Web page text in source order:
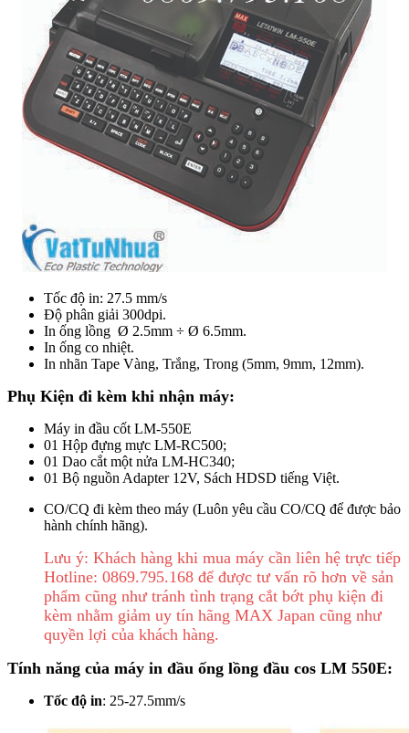
Tốc độ in: 27.5 mm/s
Độ phân giải 300dpi.
In ống lồng Ø 2.5mm ÷ Ø 6.5mm.
In ống co nhiệt.
In nhãn Tape Vàng, Trắng, Trong (5mm, 9mm, 12mm).
Phụ Kiện đi kèm khi nhận máy:
Máy in đầu cốt LM-550E
01 Hộp đựng mực LM-RC500;
01 Dao cắt một nửa LM-HC340;
01 Bộ nguồn Adapter 12V, Sách HDSD tiếng Việt.
CO/CQ đi kèm theo máy (Luôn yêu cầu CO/CQ để được bảo
hành chính hãng).
Lưu ý: Khách hàng khi mua máy cần liên hệ trực tiếp
Hotline: 0869.795.168 để được tư vấn rõ hơn về sản
phẩm cũng như tránh tình trạng cắt bớt phụ kiện đi
kèm nhằm giảm uy tín hãng MAX Japan cũng như
quyền lợi của khách hàng.
Tính năng của máy in đầu ống lồng đầu cos LM 550E:
Tốc độ in: 25-27.5mm/s